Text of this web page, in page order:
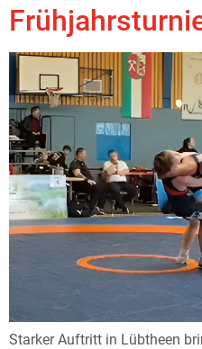
Starker Auftritt in Lübtheen